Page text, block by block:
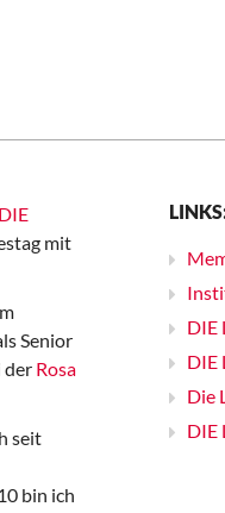
DIE
mit
Senior
der Rosa
seit
bin ich
DIE
DIE
Die
DIE